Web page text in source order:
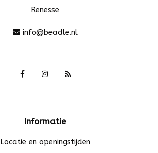
Renesse
info@beadle.nl
Informatie
Locatie en openingstijden